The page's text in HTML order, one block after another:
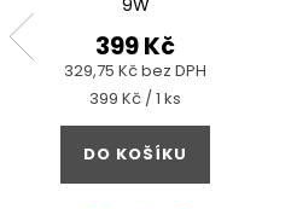
329,75 Kč bez DPH
399 Kč
Měrná
cena:
399 Kč / 1 ks
DO KOŠÍKU